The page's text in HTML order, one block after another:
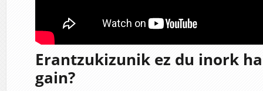
Erantzukizunik ez du inork
gain?